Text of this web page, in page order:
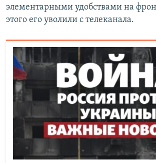
элементарными удобствами на
этого его уволили с телеканала.